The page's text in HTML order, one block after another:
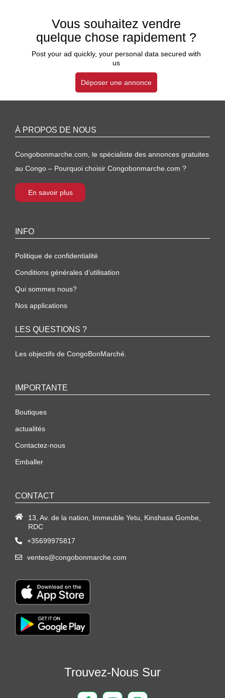
Vous souhaitez vendre
quelque chose rapidement ?
Post your ad quickly, your personal data secured with
us
Déposer une annonce
À PROPOS DE NOUS
Congobonmarche.com, le spécialiste des annonces gratuites
au Congo – Pourquoi choisir Congobonmarche.com ?
En savoir plus
INFO
Politique de confidentialité
Conditions générales d’utilisation
Qui sommes nous?
Nos applications
LES QUESTIONS ?
Les objectifs de CongoBonMarché.
IMPORTANTE
Boutiques
actualités
Contactez-nous
Emballer
CONTACT
13, Av. de la nation, Immeuble Yetu, Kinshasa Gombe,
RDC
+35699975817
ventes@congobonmarche.com
Trouvez-Nous Sur